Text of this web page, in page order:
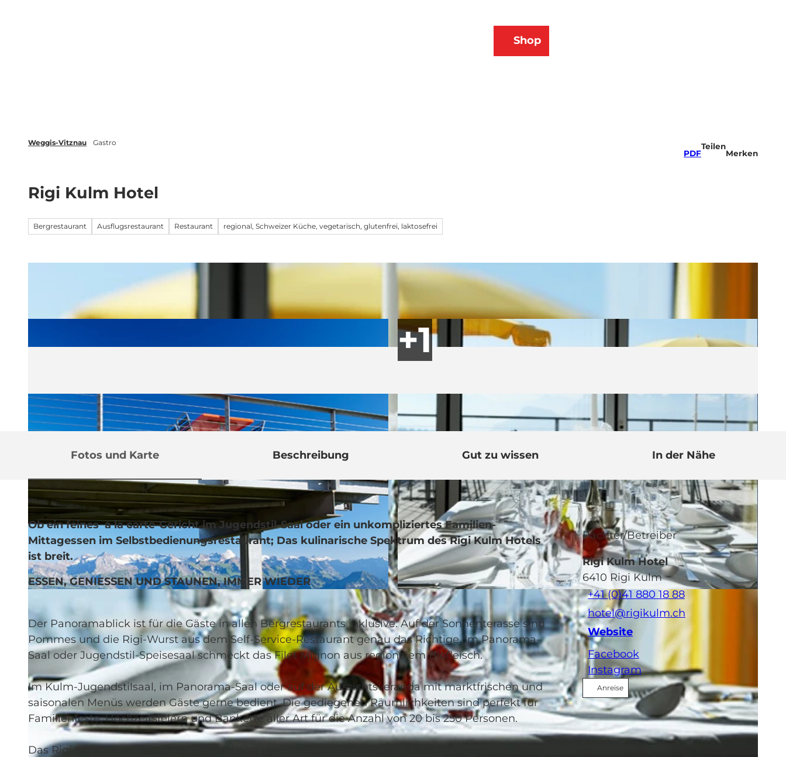
MerkzettelShop
Weggis-Vitznau Gastro
PDF
Teilen
Merken
Rigi Kulm Hotel
Bergrestaurant Ausflugsrestaurant Restaurant regional, Schweizer Küche, vegetarisch, glutenfrei, laktosefrei
©CC-BY
Fotos und Karte Beschreibung Gut zu wissen In der Nähe
Ob ein feines à la carte-Gericht im Jugendstil-Saal oder ein unkompliziertes Familien-
Mittagessen im Selbstbedienungsrestaurant; Das kulinarische Spektrum des Rigi Kulm Hotels
ist breit.
ESSEN, GENIESSEN UND STAUNEN, IMMER WIEDER
Der Panoramablick ist für die Gäste in allen Bergrestaurants inklusive. Auf der Sonnenterasse sind
Pommes und die Rigi-Wurst aus dem Self-Service-Restaurant genau das Richtige. Im Panorama-
Saal oder Jugendstil-Speisesaal schmeckt das Filet Mignon aus regionalem Biofleisch.
Im Kulm-Jugendstilsaal, im Panorama-Saal oder auf der Aussichtsveranda mit marktfrischen und
saisonalen Menüs werden Gäste gerne bedient. Die gediegenen Räumlichkeiten sind perfekt für
Familienfeste, Hochzeitsfeiern und Bankette aller Art für die Anzahl von 20 bis 250 Personen.
Das Rigi Kulm-Hotel ist das Gipfelhotel und somit mit den Zahnradbahnen ab Vitznau oder Goldau
Pächter/Betreiber
Rigi Kulm Hotel
6410 Rigi Kulm
+41 (0)41 880 18 88
hotel@rigikulm.ch
Website
Facebook
Instagram
Anreise